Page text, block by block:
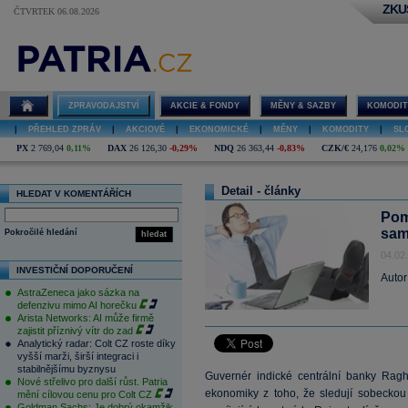
ČTVRTEK 06.08.2026
ZPRAVODAJSTVÍ AKCIE & FONDY MĚNY & SAZBY
PŘEHLED ZPRÁV AKCIOVÉ EKONOMICKÉ MĚNY KOMODITY
PX 2 769,04 0,11% DAX 26 126,30 -0,29% NDQ 26 363,44 -0,83% CZK/€ 24,176 0,02%
HLEDAT V KOMENTÁŘÍCH
hledat
Pokročilé hledání
INVESTIČNÍ DOPORUČENÍ
AstraZeneca jako sázka na
defenzivu mimo AI horečku
Arista Networks: AI může firmě
zajistit příznivý vítr do zad
Analytický radar: Colt CZ roste díky
vyšší marži, širší integraci i
stabilnějšímu byznysu
Nové střelivo pro další růst. Patria
mění cílovou cenu pro Colt CZ
Detail - články
Guvernér indické centrální banky
ekonomiky z toho, že sledují